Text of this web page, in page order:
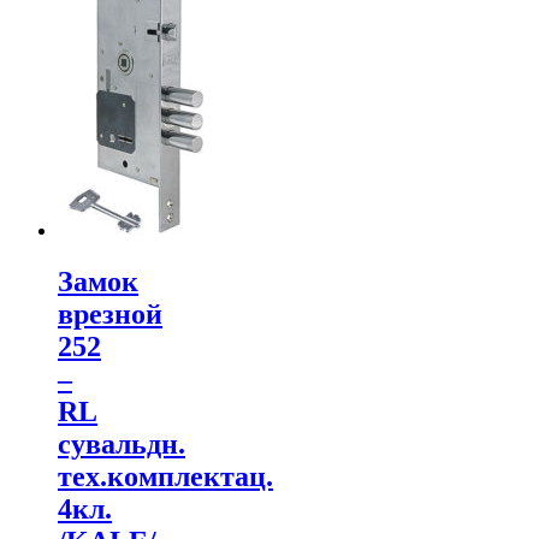
Замок
врезной
252
–
RL
сувальдн.
тех.комплектац.
4кл.